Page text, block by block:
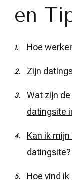
en
Hoe
Zijn
Wat zijn
datingsite
Kan ik
datingsite?
Hoe vind